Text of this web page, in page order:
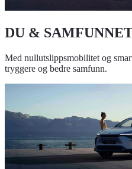
DU &
Med nullutslippsmobilitet og
tryggere og bedre samfunn.